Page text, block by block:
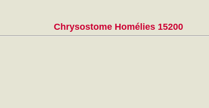
Chrysostome Homélies 15200